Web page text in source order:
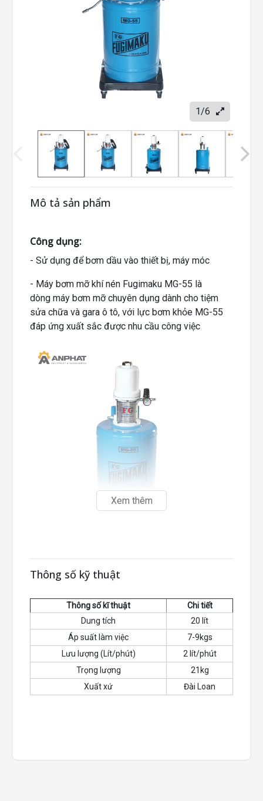
1/6
Mô tả sản phẩm
Công dụng:
- Sử dụng để bơm dầu vào thiết bị, máy móc
- Máy bơm mỡ khí nén Fugimaku MG-55 là
dòng máy bơm mỡ chuyên dụng dành cho tiệm
sửa chữa và gara ô tô, với lực bơm khỏe MG-55
đáp ứng xuất sắc được nhu cầu công việc
Xem thêm
Thông số kỹ thuật
Thông số kĩ thuật
Chi tiết
Dung tích
20 lít
Áp suất làm việc
7-9kgs
Lưu lượng (Lít/phút)
2 lít/phút
Trọng lượng
21kg
Xuất xứ
Đài Loan